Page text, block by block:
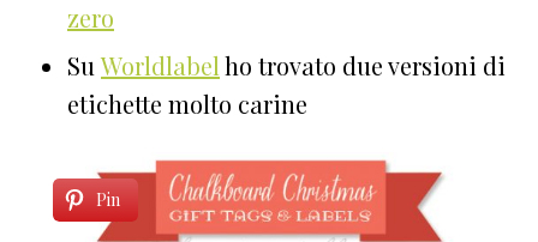
zero
SuWorldlabel ho trovato due versioni di
etichette molto carine
Pin